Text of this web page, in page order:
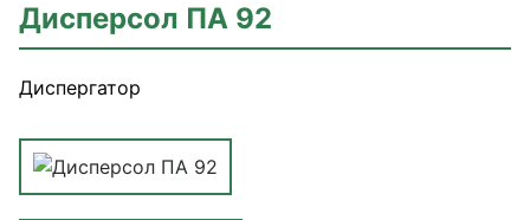
Дисперсол ПА 92
Диспергатор